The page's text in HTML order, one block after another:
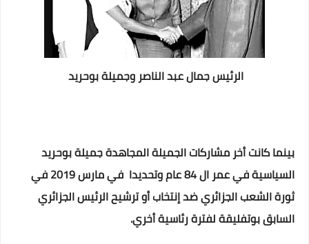
الرئيس جمال عبد الناصر وجميلة بوحريد
بينما كانت أخر مشاركات الجميلة المجاهدة جميلة بوحريد
السياسية في عمر ال 84 عام وتحديدا في مارس 2019 في
ثورة الشعب الجزائري ضد إنتخاب أو ترشيح الرئيس الجزائري
السابق بوتفليقة لفترة رئاسية أخري.